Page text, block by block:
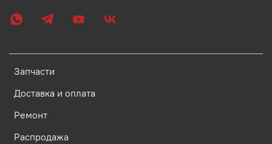
Запчасти
Доставка и оплата
Ремонт
Распродажа